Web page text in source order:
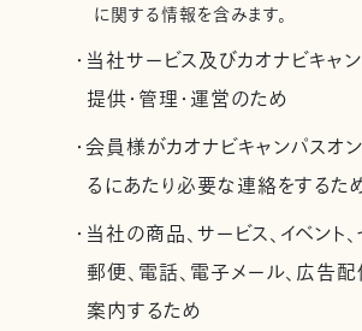
に関する情報を含みます。
・当社サービス及びカオナビキャ
提供・管理・運営のため
・会員様がカオナビキャンパスオ
るにあたり必要な連絡をするた
・当社の商品、サービス、イベント
郵便、電話、電子メール、広告
案内するため